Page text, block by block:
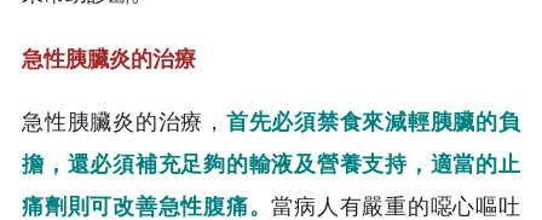
急性胰臟炎的治療
急性胰臟炎的治療， 首先必須禁食來減輕胰臟的負
擔，還必須補充足夠的輸液及營養支持，適當的止
痛劑則可改善急性腹痛。當病人有嚴重的噁心嘔吐